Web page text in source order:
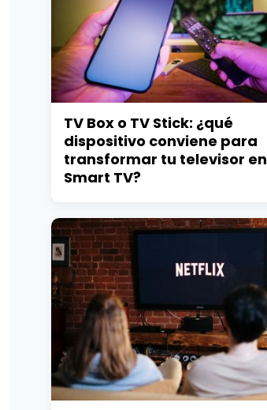
TV Box o TV Stick: ¿qué
dispositivo conviene para
transformar tu televisor en
Smart TV?